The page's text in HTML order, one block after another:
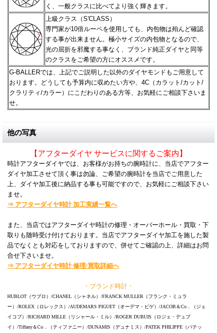
く、一般クラスに比べてより強く輝きます。
上級クラス（S'CLASS）
専門家が10倍ルーペを使用しても、内包物は殆んど確認
する事が出来ません。極小サイズの内包物となるので、
光の屈折を邪魔する事なく、ブランド純正ダイヤと同等
のクラスをご希望の方にオススメです。
G-BALLERでは、上記でご説明した以外のダイヤモンドもご用意して
おります。どうしても予算内に収めたい方や、 4C（カラット/カット/
クラリティ/カラー）にこだわりのある方等、お気軽にご相談下さいま
せ。
他の写真
【アフターダイヤ サービスに関するご案内】
時計アフターダイヤでは、お客様がお持ちの腕時計に、当店でアフター
ダイヤ加工させて頂く事は勿論、ご希望の腕時計を当店でご用意した
上、ダイヤ加工後に納品する事も可能ですので、お気軽にご相談下さい
ませ。
⇒ アフターダイヤ時計 加工実績一覧へ
また、当店ではアフターダイヤ時計の修理・オーバーホール・買取・下
取りも随時受け付けております。当店でアフターダイヤ加工を施した製
品でなくとも対応をしておりますので、併せてご確認の上、詳細はお問
合せ下さいませ。
⇒ アフターダイヤ時計 修理/買取詳細へ
・ブランド時計・
HUBLOT（ウブロ）/CHANEL（シャネル）/FRANCK MULLER（フランク・ミュラ
ー）/ROLEX（ロレックス）/AUDEMARS PIGUET（オーデマ・ピゲ）/JACOB＆Co．（ジェ
イコブ）/RICHARD MILLE（リシャール・ミル）/ROGER DUBUIS（ロジェ・デュブ
イ）/Tiffany＆Co．（ティファニー）/DUNAMIS（デュナミス）/PATEK PHILIPPE（パテッ